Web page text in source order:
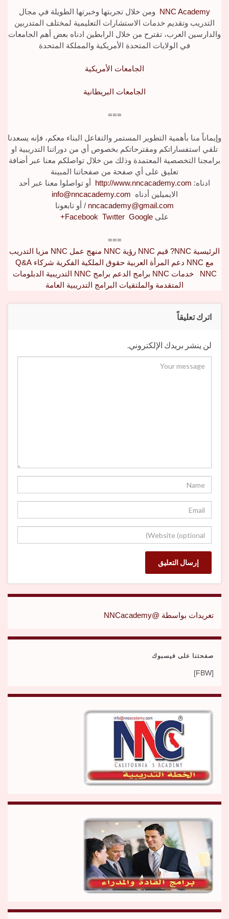
NNC Academy ومن خلال تجربتها وخبرتها الطويلة في مجال
التدريب وتقديم خدمات الاستشارات التعليمية لمختلف المتدربين
والدارسين العرب، تقترح من خلال الرابطين ادناه بعض أهم الجامعات
في الولايات المتحدة الأمريكية والمملكة المتحدة
الجامعات الأمريكية
الجامعات البريطانية
===
وإيماناً منا بأهمية التطوير المستمر والتفاعل البناء معكم، فإنه يسعدنا
تلقي استفساراتكم ومقترحاتكم بخصوص أي من دوراتنا التدريبية او
برامجنا التخصصية المعتمدة وذلك من خلال تواصلكم معنا عبر أضافة
تعليق على أي صفحة من صفحاتنا المبينة
ادناه: http://www.nncacademy.com أو تواصلوا معنا عبر أحد
الايميلين أدناه info@nncacademy.com
/ nncacademy@gmail.com
أو تابعونا
على
Facebook Twıtter Google+
===
الرئيسية NNC? قيم NNC رؤية NNC منهج عمل NNC
مزيا التدريب
مع NNC
دعم المرأة العربية حقوق الملكية الفكرية
شركاء Q&A
NNC
خدمات NNC برامج الدعم برامج NNC التدريبية
الدبلومات
المتقدمة والملتقيات البرامج التدريبية العامة
اترك تعليقاً
لن ينشر بريدك الإلكتروني.
تغريدات بواسطة @NNCacademy
صفحتنا على فيسبوك
[FBW]